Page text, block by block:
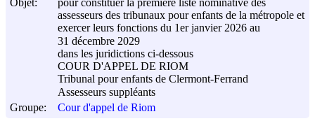
Objet:
pour constituer la première liste nominative des
assesseurs des tribunaux pour enfants de la métropole et
exercer leurs fonctions du 1er janvier 2026 au
31 décembre 2029
dans les juridictions ci-dessous
COUR D'APPEL DE RIOM
Tribunal pour enfants de Clermont-Ferrand
Assesseurs suppléants
Groupe:
Cour d'appel de Riom